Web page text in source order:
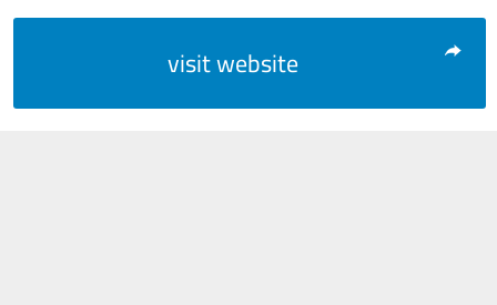
visit website